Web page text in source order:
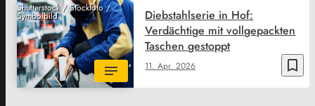
Shutterstock / Stockfoto /
Symbolbild
bookmark_border
11. Apr. 2026
Diebstahlserie in Hof:
Verdächtige mit vollgepackten
Taschen gestoppt